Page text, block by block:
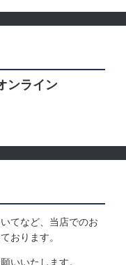
ンライン
てなど、当店でのお
おります。
いいたします。